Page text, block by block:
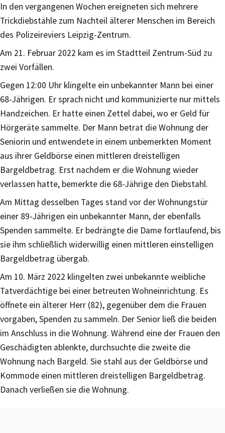
In den vergangenen Wochen ereigneten sich mehrere
Trickdiebstähle zum Nachteil älterer Menschen im Bereich
des Polizeireviers Leipzig-Zentrum.
Am 21. Februar 2022 kam es im Stadtteil Zentrum-Süd zu
zwei Vorfällen.
Gegen 12:00 Uhr klingelte ein unbekannter Mann bei einer
68-Jährigen. Er sprach nicht und kommunizierte nur mittels
Handzeichen. Er hatte einen Zettel dabei, wo er Geld für
Hörgeräte sammelte. Der Mann betrat die Wohnung der
Seniorin und entwendete in einem unbemerkten Moment
aus ihrer Geldbörse einen mittleren dreistelligen
Bargeldbetrag. Erst nachdem er die Wohnung wieder
verlassen hatte, bemerkte die 68-Jährige den Diebstahl.
Am Mittag desselben Tages stand vor der Wohnungstür
einer 89-Jährigen ein unbekannter Mann, der ebenfalls
Spenden sammelte. Er bedrängte die Dame fortlaufend, bis
sie ihm schließlich widerwillig einen mittleren einstelligen
Bargeldbetrag übergab.
Am 10. März 2022 klingelten zwei unbekannte weibliche
Tatverdächtige bei einer betreuten Wohneinrichtung. Es
öffnete ein älterer Herr (82), gegenüber dem die Frauen
vorgaben, Spenden zu sammeln. Der Senior ließ die beiden
im Anschluss in die Wohnung. Während eine der Frauen den
Geschädigten ablenkte, durchsuchte die zweite die
Wohnung nach Bargeld. Sie stahl aus der Geldbörse und
Kommode einen mittleren dreistelligen Bargeldbetrag.
Danach verließen sie die Wohnung.